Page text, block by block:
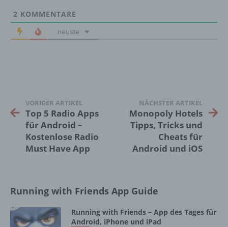
2 KOMMENTARE
neuste
VORIGER ARTIKEL
Top 5 Radio Apps
für Android –
Kostenlose Radio
Must Have App
NÄCHSTER ARTIKEL
Monopoly Hotels
Tipps, Tricks und
Cheats für
Android und iOS
Running with Friends App Guide
Running with Friends – App des Tages für
Android, iPhone und iPad
g) Verantwortlicher oder für die Verarbeitung
oder andere Stelle, die allein oder
gemeinsam mit anderen über die Zwecke
und Mittel der Verarbeitung von
personenbezogenen Daten entscheidet.
Sind die Zwecke und Mittel dieser
Verarbeitung durch das Unionsrecht oder
Kriterien seiner Benennung nach dem
Mitgliedstaaten vorgesehen werden.